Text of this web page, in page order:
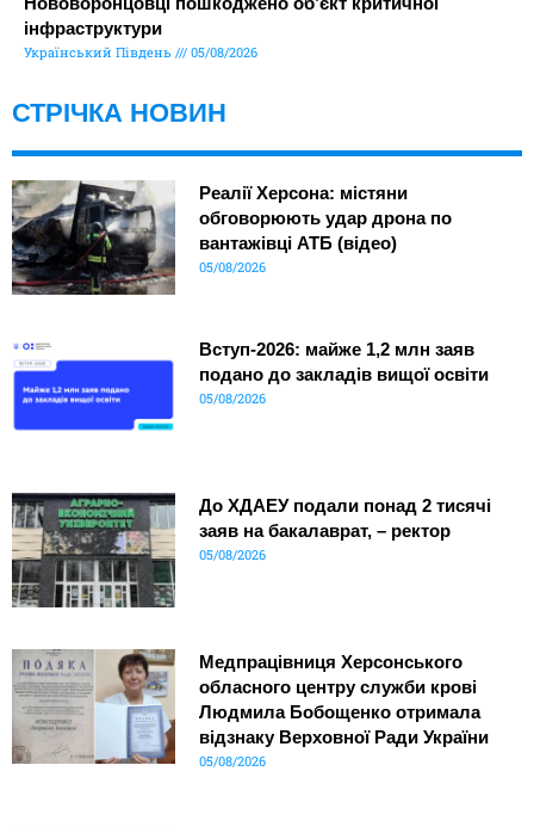
інфраструктури
Український Південь 05/08/2026
СТРІЧКА НОВИН
Реалії Херсона: містяни
обговорюють удар дрона по
вантажівці АТБ (відео)
05/08/2026
Вступ-2026: майже 1,2 млн заяв
подано до закладів вищої освіти
05/08/2026
До ХДАЕУ подали понад 2 тисячі
заяв на бакалаврат, – ректор
05/08/2026
Медпрацівниця Херсонського
обласного центру служби крові
Людмила Бобощенко отримала
відзнаку Верховної Ради України
05/08/2026